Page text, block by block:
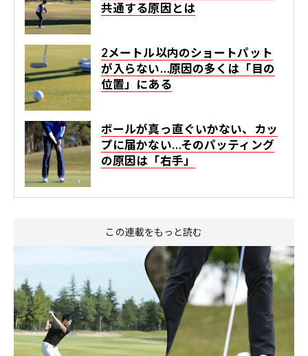
共通する原因とは
2​メートル以内のショートパット
が入らない…原因の多くは「目の
位置」にある
ボールが真っ直ぐいかない、カッ
プに届かない…そのパッティング
の原因は「右手」
この連載をもっと読む